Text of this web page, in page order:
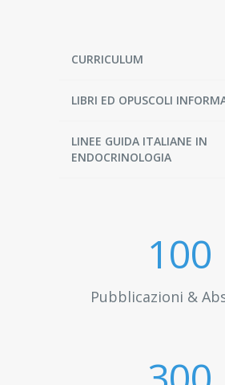
CURRICULUM
LIBRI ED OPUSCOLI
LINEE GUIDA ITALIANE IN
ENDOCRINOLOGIA
100
Pubblicazioni &